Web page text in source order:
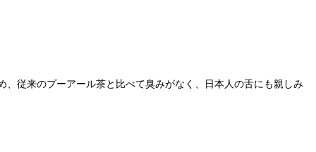
従来のプーアール茶と比べて臭みがなく、日本人の舌にも親しみ